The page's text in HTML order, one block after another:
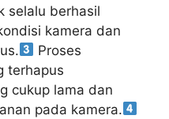
selalu berhasil
kamera dan
Proses
terhapus
cukup lama dan
pada kamera.